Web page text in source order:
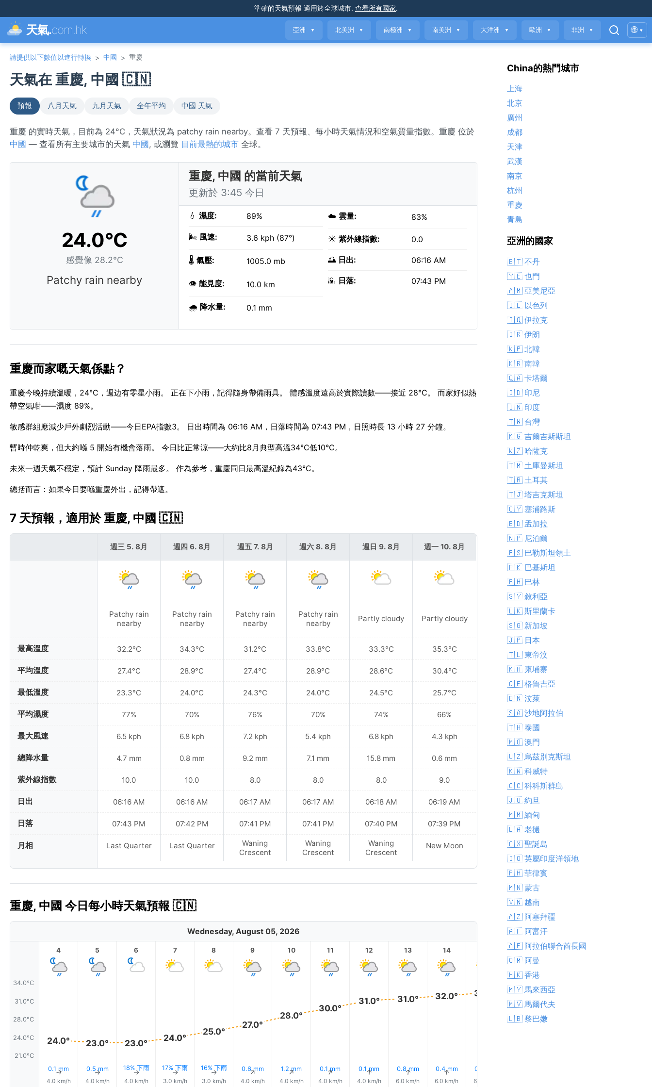
準確的天氣預報 適用於全球城市. 查看所有國家.
天氣.com.hk 亞洲 ▼ 北美洲 ▼ 南極洲 ▼ 南美洲 ▼ 大洋洲 ▼ 歐洲 ▼ 非洲 ▼ 🌐 ▾
請提供以下數值以進行轉換 > 中國 > 重慶
天氣在 重慶, 中國 🇨🇳
預報 八月天氣 九月天氣 全年平均 中國 天氣
重慶 的實時天氣，目前為 24°C，天氣狀況為 patchy rain nearby。查看 7 天預報、每小時天氣情況和空氣質量指數。重慶 位於
中國 — 查看所有主要城市的天氣 中國 , 或瀏覽 目前最熱的城市 全球。
24.0°C
感覺像 28.2°C
Patchy rain nearby
重慶, 中國 的當前天氣
更新於 3:45 今日
💧 濕度: 89%
🌬️ 風速: 3.6 kph (87°)
🌡️ 氣壓: 1005.0 mb
👁️ 能見度: 10.0 km
🌧️ 降水量: 0.1 mm
☁️ 雲量: 83%
☀️ 紫外線指數: 0.0
🌅 日出: 06:16 AM
🌇 日落: 07:43 PM
重慶而家嘅天氣係點？
重慶今晚持續溫暖，24°C，週边有零星小雨。 正在下小雨，記得隨身帶備雨具。 體感溫度遠高於實際讀數——接近 28°C。 而家好似熱
帶空氣咁——濕度 89%。
敏感群組應減少戶外劇烈活動——今日EPA指數3。 日出時間為 06:16 AM，日落時間為 07:43 PM，日照時長 13 小時 27 分鐘。
暫時仲乾爽，但大約喺 5 開始有機會落雨。 今日比正常涼——大約比8月典型高溫34°C低10°C。
未來一週天氣不穩定，預計 Sunday 降雨最多。 作為參考，重慶同日最高溫紀錄為43°C。
總括而言：如果今日要喺重慶外出，記得帶遮。
7 天預報，適用於 重慶, 中國 🇨🇳
最高溫度
平均溫度
最低溫度
平均濕度
最大風速
總降水量
紫外線指數
日出
日落
月相
週三 5. 8月
Patchy rain
nearby
32.2°C
27.4°C
23.3°C
77%
6.5 kph
4.7 mm
10.0
06:16 AM
07:43 PM
Last Quarter
週四 6. 8月
Patchy rain
nearby
34.3°C
28.9°C
24.0°C
70%
6.8 kph
0.8 mm
10.0
06:16 AM
07:42 PM
Last Quarter
週五 7. 8月
Patchy rain
nearby
31.2°C
27.4°C
24.3°C
76%
7.2 kph
9.2 mm
8.0
06:17 AM
07:41 PM
Waning
Crescent
週六 8. 8月
Patchy rain
nearby
33.8°C
28.9°C
24.0°C
70%
5.4 kph
7.1 mm
8.0
06:17 AM
07:41 PM
Waning
Crescent
週日 9. 8月
Partly cloudy
33.3°C
28.6°C
24.5°C
74%
6.8 kph
15.8 mm
8.0
06:18 AM
07:40 PM
Waning
Crescent
週一 10. 8月
Partly cloudy
35.3°C
30.4°C
25.7°C
66%
4.3 kph
0.6 mm
9.0
06:19 AM
07:39 PM
New Moon
重慶, 中國 今日每小時天氣預報 🇨🇳
Wednesday, August 05, 2026
34.0°C
31.0°C
28.0°C
24.0°C
21.0°C
4
24.0°
0.1 mm
↑
4.0 km/h
5
23.0°
0.5 mm
↑
4.0 km/h
6
23.0°
18% 下雨
↑
4.0 km/h
7
24.0°
17% 下雨
↑
3.0 km/h
8
25.0°
16% 下雨
↑
3.0 km/h
9
27.0°
0.6 mm
↑
4.0 km/h
10
28.0°
1.2 mm
↑
4.0 km/h
11
30.0°
0.1 mm
↑
4.0 km/h
12
31.0°
0.1 mm
↑
4.0 km/h
13
31.0°
0.8 mm
↑
6.0 km/h
14
32.0°
0.4 mm
↑
6.0 km/h
32.0°
0.0 mm
6.0 km/h
16
32.0°
17
China的熱門城市
上海
北京
廣州
成都
天津
武漢
南京
杭州
重慶
青島
亞洲的國家
🇧🇹 不丹
🇾🇪 也門
🇦🇲 亞美尼亞
🇮🇱 以色列
🇮🇶 伊拉克
🇮🇷 伊朗
🇰🇵 北韓
🇰🇷 南韓
🇶🇦 卡塔爾
🇮🇩 印尼
🇮🇳 印度
🇹🇼 台灣
🇰🇬 吉爾吉斯斯坦
🇰🇿 哈薩克
🇹🇲 土庫曼斯坦
🇹🇷 土耳其
🇹🇯 塔吉克斯坦
🇨🇾 塞浦路斯
🇧🇩 孟加拉
🇳🇵 尼泊爾
🇵🇸 巴勒斯坦領土
🇵🇰 巴基斯坦
🇧🇭 巴林
🇸🇾 敘利亞
🇱🇰 斯里蘭卡
🇸🇬 新加坡
🇯🇵 日本
🇹🇱 東帝汶
🇰🇭 柬埔寨
🇬🇪 格魯吉亞
🇧🇳 汶萊
🇸🇦 沙地阿拉伯
🇹🇭 泰國
🇲🇴 澳門
🇺🇿 烏茲別克斯坦
🇰🇼 科威特
🇨🇨 科科斯群島
🇯🇴 約旦
🇲🇲 緬甸
🇱🇦 老撾
🇨🇽 聖誕島
🇮🇴 英屬印度洋領地
🇵🇭 菲律賓
🇲🇳 蒙古
🇻🇳 越南
🇦🇿 阿塞拜疆
🇦🇫 阿富汗
🇦🇪 阿拉伯聯合酋長國
🇴🇲 阿曼
🇭🇰 香港
🇲🇾 馬來西亞
🇲🇻 馬爾代夫
🇱🇧 黎巴嫩